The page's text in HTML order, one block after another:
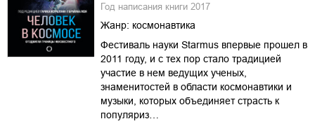
Год написания книги 2017
Жанр: космонавтика
Фестиваль науки Starmus впервые прошел в
2011 году, и с тех пор стало традицией
участие в нем ведущих ученых,
знаменитостей в области космонавтики и
музыки, которых объединяет страсть к
популяриз…